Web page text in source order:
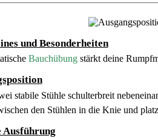
und Besonderheiten
Bauchübung stärkt deine
stabile Stühle schulterbreit
den Stühlen in die Knie und
Ausführung